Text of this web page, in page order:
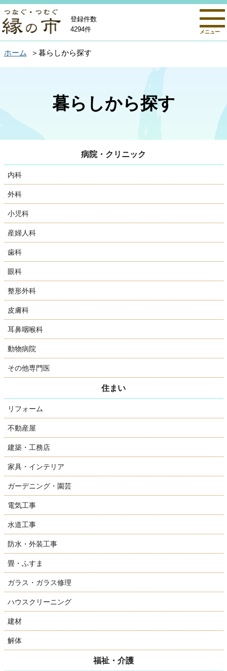
メニュー
登録件数
4294件
ホーム 暮らしから探す
暮らしから探す
病院・クリニック
内科
外科
小児科
産婦人科
歯科
眼科
整形外科
皮膚科
耳鼻咽喉科
動物病院
その他専門医
住まい
リフォーム
不動産屋
建築・工務店
家具・インテリア
ガーデニング・園芸
電気工事
水道工事
防水・外装工事
畳・ふすま
ガラス・ガラス修理
ハウスクリーニング
建材
解体
福祉・介護